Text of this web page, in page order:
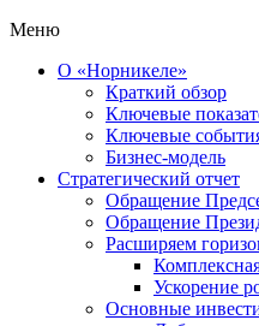
Меню
О «Норникеле»
Краткий обзор
Ключевые
Ключевые
Бизнес-модель
Стратегический отчет
Обращение
Обращение
Расширяем
Ускорение
Основные